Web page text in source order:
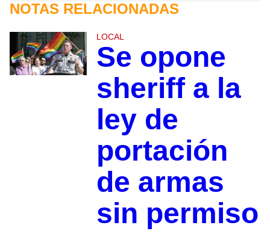
NOTAS RELACIONADAS
LOCAL
Se opone
sheriff a la
ley de
portación
de armas
sin permiso